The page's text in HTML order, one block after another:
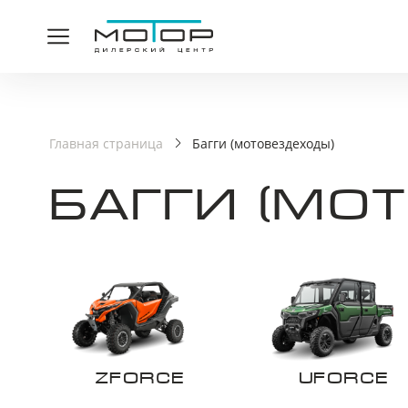
Главная страница Багги (мотовездеходы)
БАГГИ
ZFORCE UFORCE
Ваша заявка